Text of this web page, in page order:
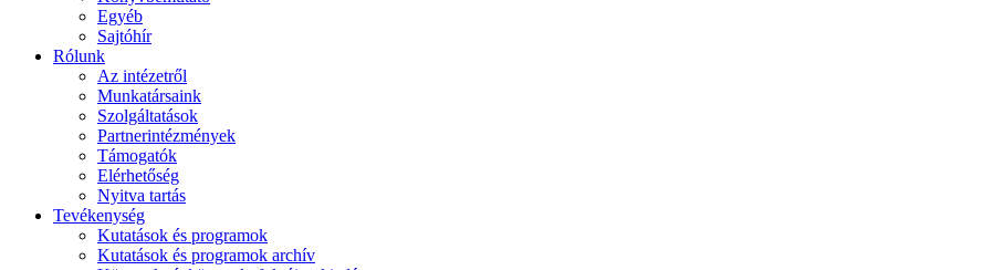
Egyéb
Sajtóhír
Rólunk
Az intézetről
Munkatársaink
Szolgáltatások
Partnerintézmények
Támogatók
Elérhetőség
Nyitva tartás
Tevékenység
Kutatások és programok
Kutatások és programok archív